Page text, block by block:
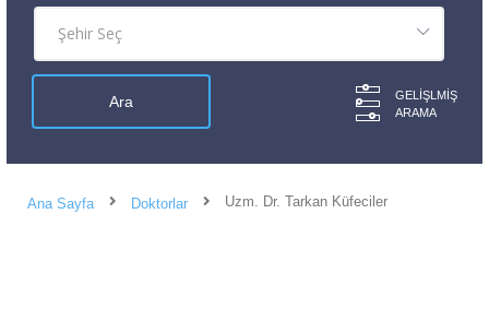
GELIŞLMIŞ
ARAMA
Ana Sayfa Doktorlar Uzm. Dr. Tarkan Küfeciler